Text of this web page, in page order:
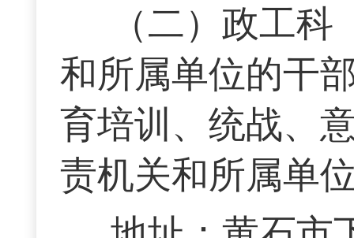
（二）政工
和所属单位的干
育培训、统战、
责机关和所属单